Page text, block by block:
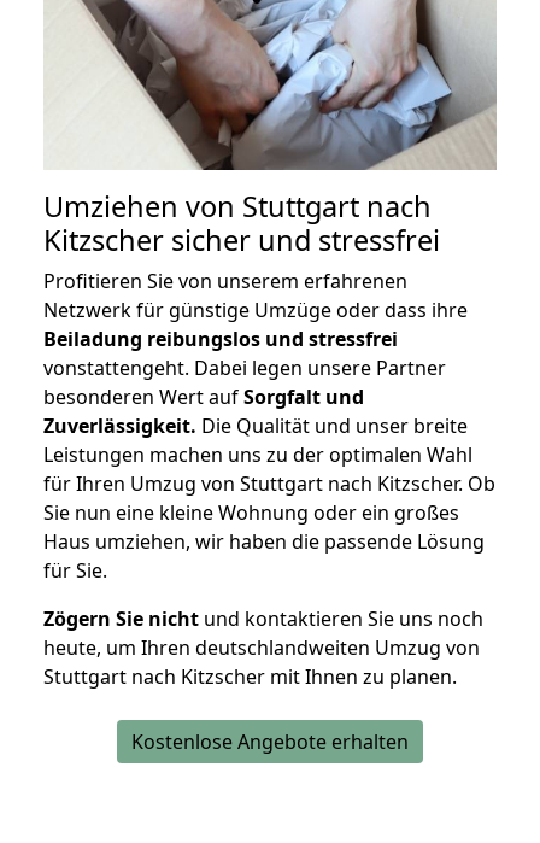
Umziehen von Stuttgart nach
Kitzscher sicher und stressfrei
Profitieren Sie von unserem erfahrenen
Netzwerk für günstige Umzüge oder dass ihre
Beiladung reibungslos und stressfrei
vonstattengeht. Dabei legen unsere Partner
besonderen Wert aufSorgfalt und
Zuverlässigkeit. Die Qualität und unser breite
Leistungen machen uns zu der optimalen Wahl
für Ihren Umzug von Stuttgart nach Kitzscher. Ob
Sie nun eine kleine Wohnung oder ein großes
Haus umziehen, wir haben die passende Lösung
für Sie.
Zögern Sie nicht und kontaktieren Sie uns noch
heute, um Ihren deutschlandweiten Umzug von
Stuttgart nach Kitzscher mit Ihnen zu planen.
Kostenlose Angebote erhalten